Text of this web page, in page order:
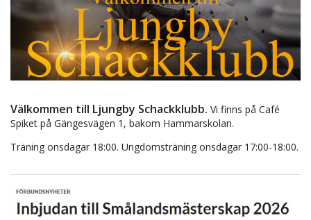
Välkommen till Ljungby Schackklubb. Vi finns på Café
Spiket på Gängesvägen 1, bakom Hammarskolan.
Träning onsdagar 18:00. Ungdomsträning onsdagar 17:00-18:00.